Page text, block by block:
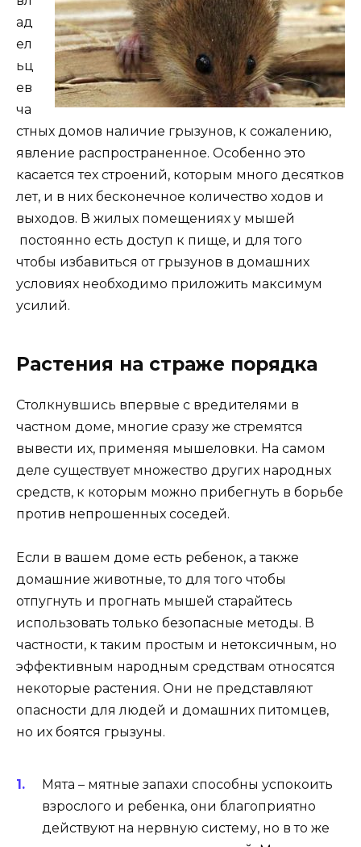
ад
ел
ьц
ев
ча
стных домов наличие грызунов, к сожалению,
явление распространенное. Особенно это
касается тех строений, которым много десятков
лет, и в них бесконечное количество ходов и
выходов. В жилых помещениях у мышей
постоянно есть доступ к пище, и для того
чтобы избавиться от грызунов в домашних
условиях необходимо приложить максимум
усилий.
Растения на страже порядка
Столкнувшись впервые с вредителями в
частном доме, многие сразу же стремятся
вывести их, применяя мышеловки. На самом
деле существует множество других народных
средств, к которым можно прибегнуть в борьбе
против непрошенных соседей.
Если в вашем доме есть ребенок, а также
домашние животные, то для того чтобы
отпугнуть и прогнать мышей старайтесь
использовать только безопасные методы. В
частности, к таким простым и нетоксичным, но
эффективным народным средствам относятся
некоторые растения. Они не представляют
опасности для людей и домашних питомцев,
но их боятся грызуны.
Мята – мятные запахи способны успокоить
взрослого и ребенка, они благоприятно
действуют на нервную систему, но в то же